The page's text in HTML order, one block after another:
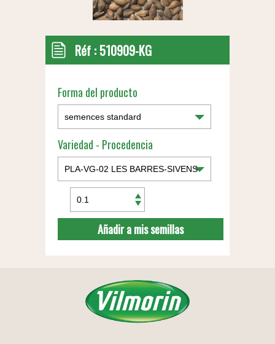
Réf : 510909-KG
Forma del producto
Variedad - Procedencia
Añadir a mis semillas